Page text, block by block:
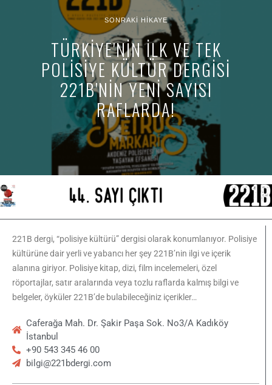
SONRAKI HIKAYE
TÜRKİYE'NİN İLK VE TEK
POLİSİYE KÜLTÜR DERGİSİ
221B'NİN YENİ SAYISI
RAFLARDA!
221B dergi, “polisiye kültürü” dergisi olarak konumlanıyor. Polisiye
kültürüne dair yerli ve yabancı her şey 221B’nin ilgi ve içerik
alanına giriyor. Polisiye kitap, dizi, film incelemeleri, özel
röportajlar, satır aralarında veya tozlu raflarda kalmış bilgi ve
belgeler, öyküler 221B’de bulabileceğiniz içerikler…
Caferağa Mah. Dr. Şakir Paşa Sok. No3/A Kadıköy
İstanbul
+90 543 345 46 00
bilgi@221bdergi.com